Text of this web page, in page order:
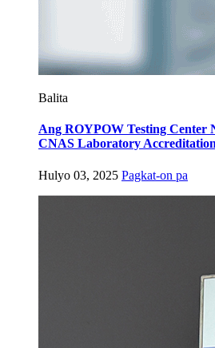
Balita
Ang ROYPOW Testing Center
CNAS Laboratory
Hulyo 03, 2025 Pagkat-on pa